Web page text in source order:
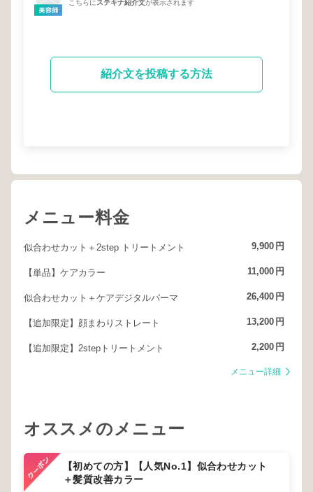
こちらにステキナ紹介文が表示されます
紹介文を投稿する方法
メニュー料金
似合わせカット＋2step トリートメント 9,900 円
【単品】ケアカラー 11,000 円
似合わせカット＋ケアデジタルパーマ 26,400 円
【追加限定】顔まわりストレート 13,200 円
【追加限定】2stepトリートメント 2,200 円
メニュー詳細
オススメのメニュー
【初めての方】【人気No.1】似合わせカット
＋髪質改善カラー